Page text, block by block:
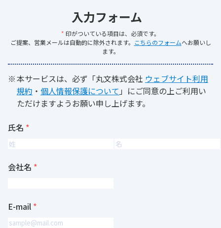
入力フォーム
* 印がついている項目は、必須です。
ご提案、営業メールは自動的に除外されます。 こちらのフォームへお願いし
ます。
本サービスは、必ず「丸文株式会社 ウェブサイト利用
規約 ・ 個人情報保護について 」にご同意の上ご利用い
ただけますようお願い申し上げます。
氏名
会社名
E-mail